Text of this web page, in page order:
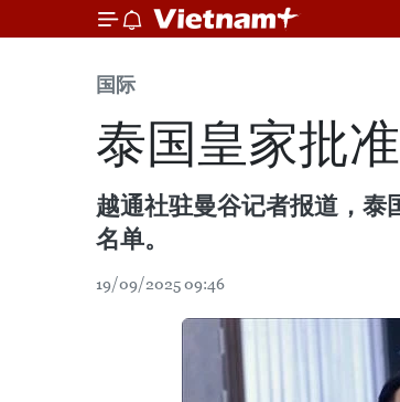
国际
泰国皇家批
越通社驻曼谷记者报道，泰
名单。
19/09/2025 09:46